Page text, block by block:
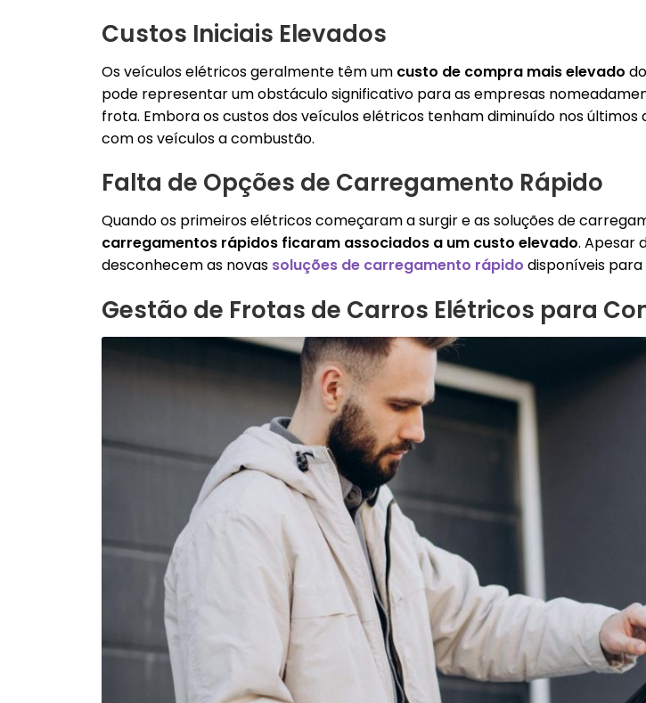
Custos Iniciais Elevados
Os veículos elétricos geralmente têm um custo de compra mais elevado
pode representar um obstáculo significativo para as empresas
frota. Embora os custos dos veículos elétricos tenham diminuído nos últimos
com os veículos a combustão.
Falta de Opções de Carregamento Rápido
Quando os primeiros elétricos começaram a surgir e as soluções de
carregamentos rápidos ficaram associados a um custo elevado. Apesar
desconhecem as novas soluções de carregamento rápido disponíveis para
Gestão de Frotas de Carros Elétricos para